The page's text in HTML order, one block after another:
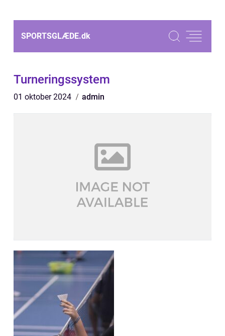
SPORTSGLÆDE.dk
Turneringssystem
01 oktober 2024 admin